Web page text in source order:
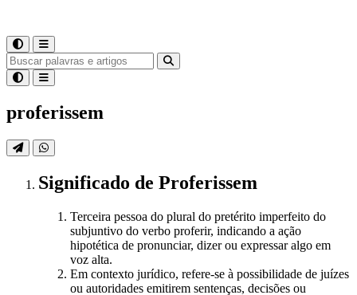
proferissem
Significado de Proferissem
Terceira pessoa do plural do pretérito imperfeito do
subjuntivo do verbo proferir, indicando a ação
hipotética de pronunciar, dizer ou expressar algo em
voz alta.
Em contexto jurídico, refere-se à possibilidade de juízes
ou autoridades emitirem sentenças, decisões ou